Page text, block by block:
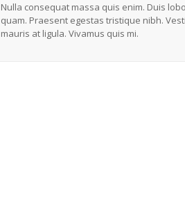
Nulla consequat massa quis enim. Duis
quam. Praesent egestas tristique nibh.
mauris at ligula. Vivamus quis mi.